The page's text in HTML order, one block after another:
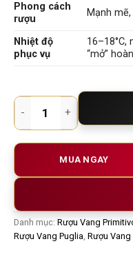
Phong cách
rượu
Mạnh
Nhiệt độ
phục vụ
“mở”
Rượu vang Ý Lion King
MUA NGAY
Danh mục: Rượu Vang
Rượu Vang Puglia, Rượu Vang